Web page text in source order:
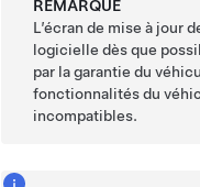
REMARQUE
L’écran de mise à jour
logicielle dès que
par la garantie du
fonctionnalités du
incompatibles.